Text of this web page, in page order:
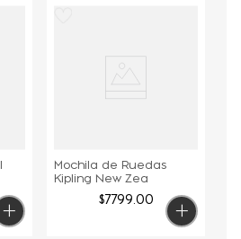
Mochila de Ruedas
Kipling New Zea
$7799.00